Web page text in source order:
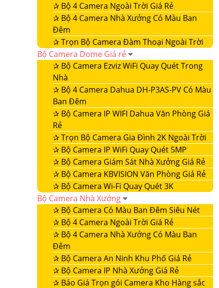
✰ Bộ 4 Camera Ngoài Trời Giá Rẻ
✰ Bộ 4 Camera Nhà Xưởng Có Màu Ban
Đêm
✰Trọn Bộ Camera Đàm Thoại Ngoài Trời
Bộ Camera Dome Giá rẻ
✰ Bộ Camera Ezviz WiFi Quay Quét Trong
Nhà
✰ Bộ 4 Camera Dahua DH-P3AS-PV Có Màu
Ban Đêm
✰ Bộ Camera IP WIFI Dahua Văn Phòng Giá
Rẻ
✰Trọn Bộ Camera Gia Đình 2K Ngoài Trời
✰ Bộ Camera IP WiFi Quay Quét 5MP
✰ Bộ Camera Giám Sát Nhà Xưởng Giá Rẻ
✰ Bộ Camera KBVISION Văn Phòng Giá Rẻ
✰ Bộ Camera Wi-Fi Quay Quét 3K
Bộ Camera Nhà Xưởng
✰ Bộ Camera Có Màu Ban Đêm Siêu Nét
✰ Bộ 4 Camera Ngoài Trời Giá Rẻ
✰ Bộ 4 Camera Nhà Xưởng Có Màu Ban
Đêm
✰ Bộ Camera An Ninh Khu Phố Giá Rẻ
✰ Bộ Camera IP Nhà Xưởng Giá Rẻ
✰ Báo Giá Trọn gói Camera Kho Hàng sắc